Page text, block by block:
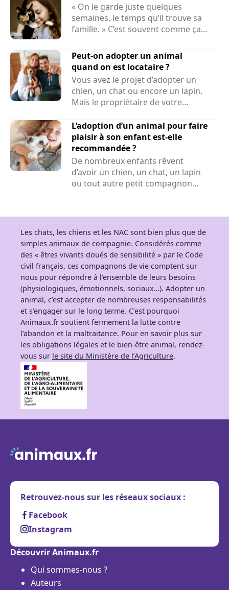
« On le garde juste quelques
semaines, le temps qu’il trouve sa
famille. » C’est souvent comme ça
Peut-on adopter un animal
quand on est locataire ?
Vous avez le projet d’adopter un
chien, un chat ou encore un lapin.
Mais le propriétaire de votre
L’adoption d’un animal pour faire
plaisir à son enfant est-elle
recommandée ?
De nombreux enfants rêvent
d’avoir un chien, un chat, un lapin
ou tout autre petit compagnon
Les chats, les chiens et les NAC sont bien plus que de
simples animaux de compagnie. Considérés comme
des « êtres vivants doués de sensibilité » par le Code
civil français, ces compagnons de vie comptent sur
nous pour répondre à l’ensemble de leurs besoins
(physiologiques, émotionnels, sociaux…). Adopter un
animal, c’est accepter de nombreuses responsabilités
et s’engager sur le long terme. C’est pourquoi
Animaux.fr soutient fermement la lutte contre
l’abandon et la maltraitance. Pour en savoir plus sur
les obligations légales et le bien-être animal, rendez-
vous sur le site du Ministère de l’Agriculture.
Retrouvez-nous sur les réseaux sociaux :
Facebook
Instagram
Découvrir Animaux.fr
Qui sommes-nous ?
Auteurs